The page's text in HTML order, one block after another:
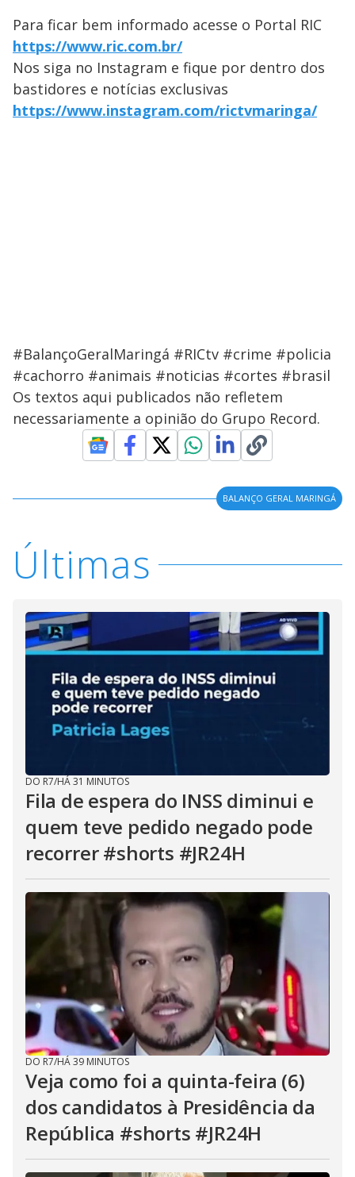
Para ficar bem informado acesse o Portal RIC
https://www.ric.com.br/
Nos siga no Instagram e fique por dentro dos
bastidores e notícias exclusivas
https://www.instagram.com/rictvmaringa/
#BalançoGeralMaringá #RICtv #crime #policia
#cachorro #animais #noticias #cortes #brasil
Os textos aqui publicados não refletem
necessariamente a opinião do Grupo Record.
BALANÇO GERAL MARINGÁ
Últimas
DO R7/HÁ 31 MINUTOS
Fila de espera do INSS diminui e
quem teve pedido negado pode
recorrer #shorts #JR24H
DO R7/HÁ 39 MINUTOS
Veja como foi a quinta-feira (6)
dos candidatos à Presidência da
República #shorts #JR24H